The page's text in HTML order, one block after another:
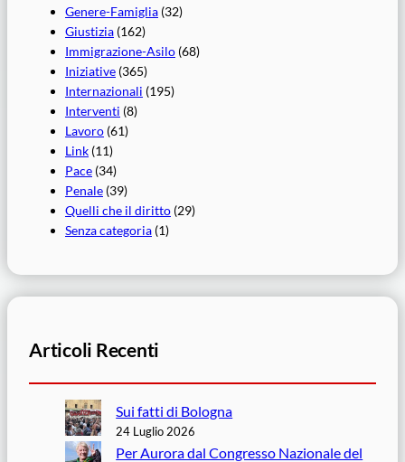
Genere-Famiglia (32)
Giustizia (162)
Immigrazione-Asilo (68)
Iniziative (365)
Internazionali (195)
Interventi (8)
Lavoro (61)
Link (11)
Pace (34)
Penale (39)
Quelli che il diritto (29)
Senza categoria (1)
Articoli Recenti
Sui fatti di Bologna
24 Luglio 2026
Per Aurora dal Congresso Nazionale del